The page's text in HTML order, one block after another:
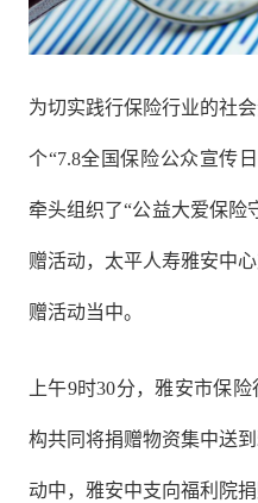
为切实践行保险行业的社
个“7.8全国保险公众宣传
牵头组织了“公益大爱保险
赠活动，太平人寿雅安中
赠活动当中。
上午9时30分，雅安市保
构共同将捐赠物资集中送
动中，雅安中支向福利院